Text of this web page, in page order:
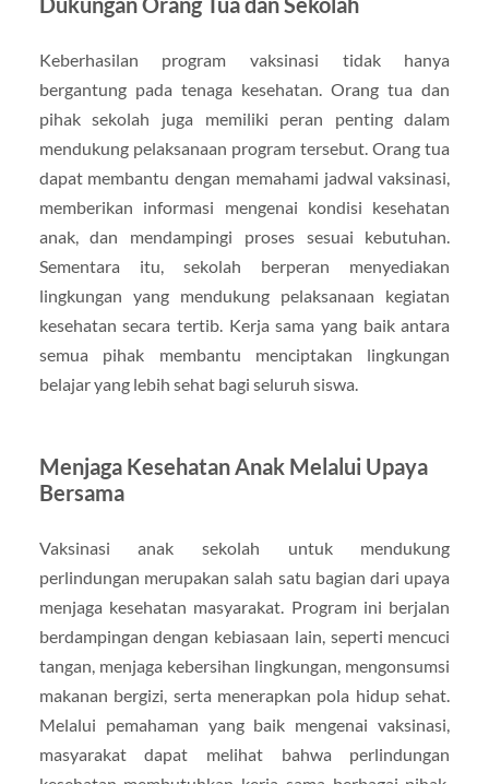
Keberhasilan program vaksinasi tidak hanya
bergantung pada tenaga kesehatan. Orang tua dan
pihak sekolah juga memiliki peran penting dalam
mendukung pelaksanaan program tersebut. Orang tua
dapat membantu dengan memahami jadwal vaksinasi,
memberikan informasi mengenai kondisi kesehatan
anak, dan mendampingi proses sesuai kebutuhan.
Sementara itu, sekolah berperan menyediakan
lingkungan yang mendukung pelaksanaan kegiatan
kesehatan secara tertib. Kerja sama yang baik antara
semua pihak membantu menciptakan lingkungan
belajar yang lebih sehat bagi seluruh siswa.
Menjaga Kesehatan Anak Melalui Upaya
Bersama
Vaksinasi anak sekolah untuk mendukung
perlindungan merupakan salah satu bagian dari upaya
menjaga kesehatan masyarakat. Program ini berjalan
berdampingan dengan kebiasaan lain, seperti mencuci
tangan, menjaga kebersihan lingkungan, mengonsumsi
makanan bergizi, serta menerapkan pola hidup sehat.
Melalui pemahaman yang baik mengenai vaksinasi,
masyarakat dapat melihat bahwa perlindungan